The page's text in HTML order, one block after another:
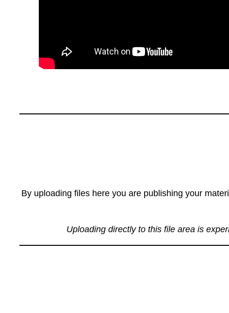
By uploading files here you are publishing your
Uploading directly to this file area is